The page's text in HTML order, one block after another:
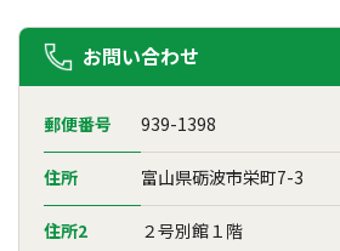
お問い合わせ
郵便番号 939-1398
住所 富山県砺波市栄町7-3
住所2 ２号別館１階